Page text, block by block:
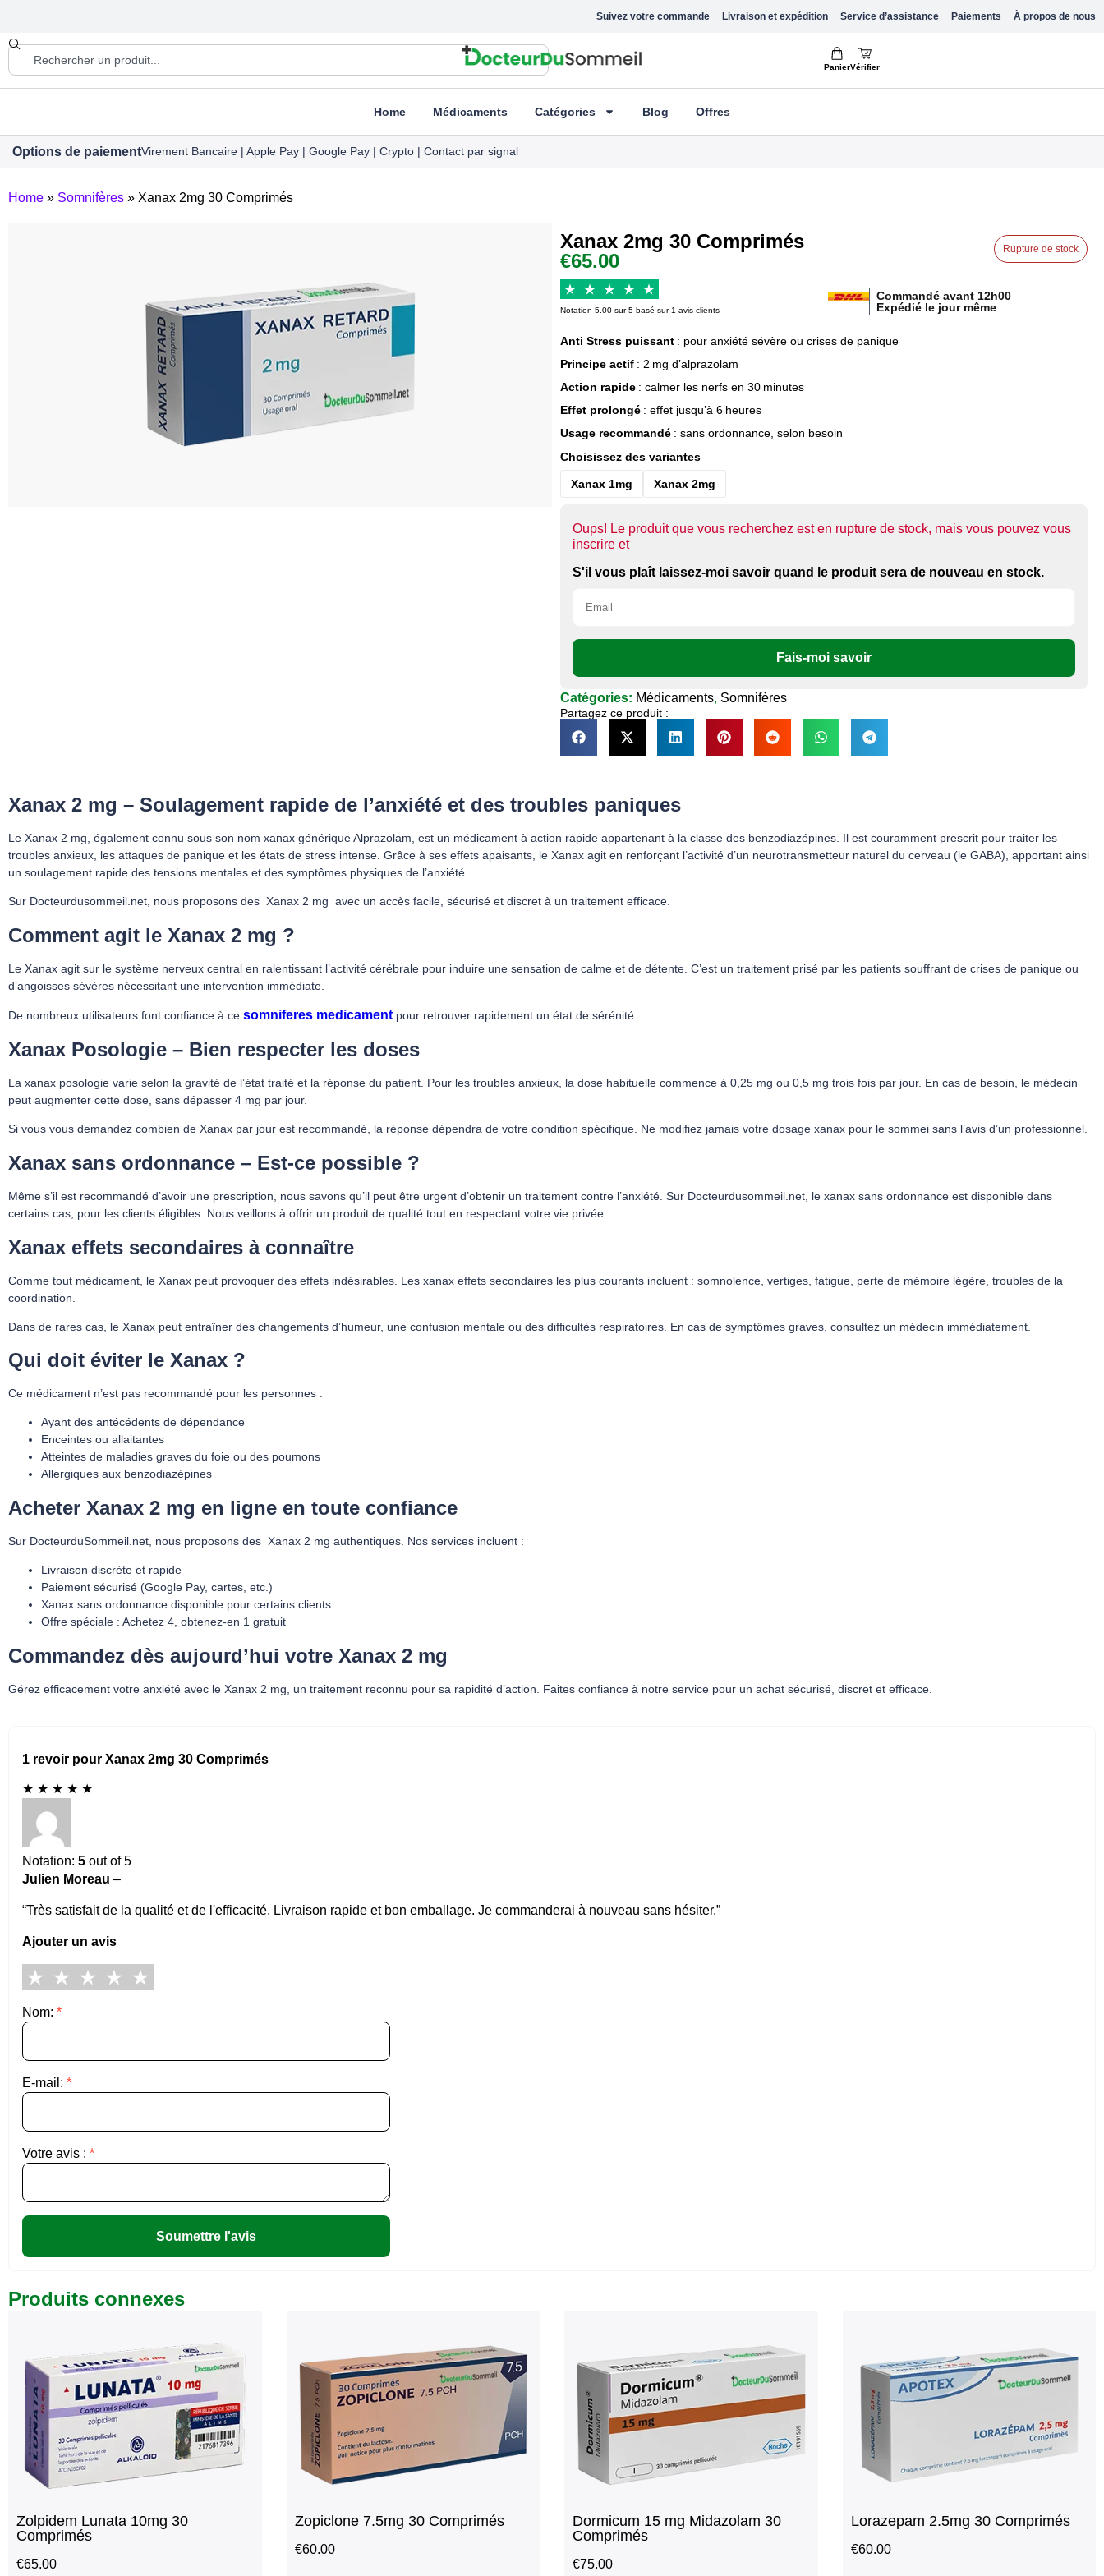
Suivez votre commande Livraison et expédition Service d’assistance Paiements À propos de nous
PanierVérifier
Home Médicaments Catégories Blog Offres
Options de paiementVirement Bancaire | Apple Pay | Google Pay | Crypto | Contact par signal
Home » Somnifères » Xanax 2mg 30 Comprimés
Xanax 2mg 30 Comprimés Rupture de stock
€65.00
Notation 5.00 sur 5 basé sur 1 avis clients
Commandé avant 12h00
Expédié le jour même
Anti Stress puissant : pour anxiété sévère ou crises de panique
Principe actif : 2 mg d’alprazolam
Action rapide : calmer les nerfs en 30 minutes
Effet prolongé : effet jusqu’à 6 heures
Usage recommandé : sans ordonnance, selon besoin
Choisissez des variantes
Xanax 1mg Xanax 2mg
Oups! Le produit que vous recherchez est en rupture de stock, mais vous pouvez vous
inscrire et
S'il vous plaît laissez-moi savoir quand le produit sera de nouveau en stock.
Fais-moi savoir
Catégories: Médicaments, Somnifères
Partagez ce produit :
Xanax 2 mg – Soulagement rapide de l’anxiété et des troubles paniques
Le Xanax 2 mg, également connu sous son nom xanax générique Alprazolam, est un médicament à action rapide appartenant à la classe des benzodiazépines. Il est couramment prescrit pour traiter les
troubles anxieux, les attaques de panique et les états de stress intense. Grâce à ses effets apaisants, le Xanax agit en renforçant l’activité d’un neurotransmetteur naturel du cerveau (le GABA), apportant ainsi
un soulagement rapide des tensions mentales et des symptômes physiques de l’anxiété.
Sur Docteurdusommeil.net, nous proposons des Xanax 2 mg avec un accès facile, sécurisé et discret à un traitement efficace.
Comment agit le Xanax 2 mg ?
Le Xanax agit sur le système nerveux central en ralentissant l’activité cérébrale pour induire une sensation de calme et de détente. C’est un traitement prisé par les patients souffrant de crises de panique ou
d’angoisses sévères nécessitant une intervention immédiate.
De nombreux utilisateurs font confiance à ce somniferes medicament pour retrouver rapidement un état de sérénité.
Xanax Posologie – Bien respecter les doses
La xanax posologie varie selon la gravité de l’état traité et la réponse du patient. Pour les troubles anxieux, la dose habituelle commence à 0,25 mg ou 0,5 mg trois fois par jour. En cas de besoin, le médecin
peut augmenter cette dose, sans dépasser 4 mg par jour.
Si vous vous demandez combien de Xanax par jour est recommandé, la réponse dépendra de votre condition spécifique. Ne modifiez jamais votre dosage xanax pour le sommei sans l’avis d’un professionnel.
Xanax sans ordonnance – Est-ce possible ?
Même s’il est recommandé d’avoir une prescription, nous savons qu’il peut être urgent d’obtenir un traitement contre l’anxiété. Sur Docteurdusommeil.net, le xanax sans ordonnance est disponible dans
certains cas, pour les clients éligibles. Nous veillons à offrir un produit de qualité tout en respectant votre vie privée.
Xanax effets secondaires à connaître
Comme tout médicament, le Xanax peut provoquer des effets indésirables. Les xanax effets secondaires les plus courants incluent : somnolence, vertiges, fatigue, perte de mémoire légère, troubles de la
coordination.
Dans de rares cas, le Xanax peut entraîner des changements d’humeur, une confusion mentale ou des difficultés respiratoires. En cas de symptômes graves, consultez un médecin immédiatement.
Qui doit éviter le Xanax ?
Ce médicament n’est pas recommandé pour les personnes :
Ayant des antécédents de dépendance
Enceintes ou allaitantes
Atteintes de maladies graves du foie ou des poumons
Allergiques aux benzodiazépines
Acheter Xanax 2 mg en ligne en toute confiance
Sur DocteurduSommeil.net, nous proposons des Xanax 2 mg authentiques. Nos services incluent :
Livraison discrète et rapide
Paiement sécurisé (Google Pay, cartes, etc.)
Xanax sans ordonnance disponible pour certains clients
Offre spéciale : Achetez 4, obtenez-en 1 gratuit
Commandez dès aujourd’hui votre Xanax 2 mg
Gérez efficacement votre anxiété avec le Xanax 2 mg, un traitement reconnu pour sa rapidité d’action. Faites confiance à notre service pour un achat sécurisé, discret et efficace.
1 revoir pour Xanax 2mg 30 Comprimés
★ ★ ★ ★ ★
Notation: 5 out of 5
Julien Moreau –
“Très satisfait de la qualité et de l'efficacité. Livraison rapide et bon emballage. Je commanderai à nouveau sans hésiter.”
Ajouter un avis
Nom: *
E-mail: *
Votre avis : *
Soumettre l'avis
Produits connexes
Zolpidem Lunata 10mg 30
Comprimés
€65.00
Zopiclone 7.5mg 30 Comprimés
€60.00
Dormicum 15 mg Midazolam 30
Comprimés
€75.00
Lorazepam 2.5mg 30 Comprimés
€60.00